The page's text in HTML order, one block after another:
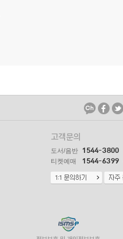
고객문의
도서/음반 1544-3800
티켓예매 1544-6399